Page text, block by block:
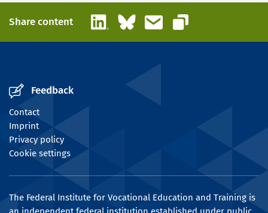
Share content LinkedInBlueskyEmail
Copy link
Feedback
Contact
Imprint
Privacy policy
Cookie settings
The Federal Institute for Vocational Education and Training is